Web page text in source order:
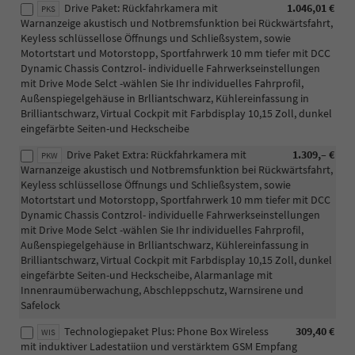
PKS 1.046,01 €
Drive Paket: Rückfahrkamera mit
Warnanzeige akustisch und Notbremsfunktion bei Rückwärtsfahrt,
Keyless schlüssellose Öffnungs und Schließsystem, sowie
Motortstart und Motorstopp, Sportfahrwerk 10 mm tiefer mit DCC
Dynamic Chassis Contzrol- individuelle Fahrwerkseinstellungen
mit Drive Mode Selct -wählen Sie Ihr individuelles Fahrprofil,
Außenspiegelgehäuse in Brlliantschwarz, Kühlereinfassung in
Brilliantschwarz, Virtual Cockpit mit Farbdisplay 10,15 Zoll, dunkel
eingefärbte Seiten-und Heckscheibe
PKW 1.309,– €
Drive Paket Extra: Rückfahrkamera mit
Warnanzeige akustisch und Notbremsfunktion bei Rückwärtsfahrt,
Keyless schlüssellose Öffnungs und Schließsystem, sowie
Motortstart und Motorstopp, Sportfahrwerk 10 mm tiefer mit DCC
Dynamic Chassis Contzrol- individuelle Fahrwerkseinstellungen
mit Drive Mode Selct -wählen Sie Ihr individuelles Fahrprofil,
Außenspiegelgehäuse in Brlliantschwarz, Kühlereinfassung in
Brilliantschwarz, Virtual Cockpit mit Farbdisplay 10,15 Zoll, dunkel
eingefärbte Seiten-und Heckscheibe, Alarmanlage mit
Innenraumüberwachung, Abschleppschutz, Warnsirene und
Safelock
WIS 309,40 €
Technologiepaket Plus: Phone Box Wireless
mit induktiver Ladestatiion und verstärktem GSM Empfang